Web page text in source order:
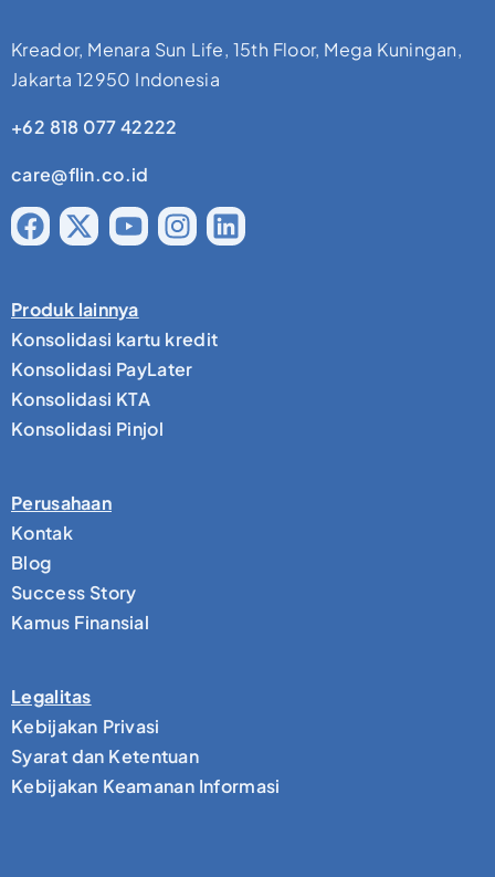
Kreador, Menara Sun Life, 15th Floor, Mega Kuningan,
Jakarta 12950 Indonesia
+62 818 077 42222
care@flin.co.id
Produk lainnya
Konsolidasi kartu kredit
Konsolidasi PayLater
Konsolidasi KTA
Konsolidasi Pinjol
Perusahaan
Kontak
Blog
Success Story
Kamus Finansial
Legalitas
Kebijakan Privasi
Syarat dan Ketentuan
Kebijakan Keamanan Informasi